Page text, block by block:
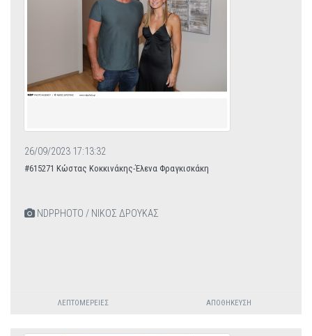
26/09/2023 17:13:32
#615271 Κώστας Κοκκινάκης-Έλενα Φραγκισκάκη
NDPPHOTO / ΝΙΚΟΣ ΔΡΟΥΚΑΣ
ΛΕΠΤΟΜΈΡΕΙΕΣ ΑΠΟΘΉΚΕΥΣΗ